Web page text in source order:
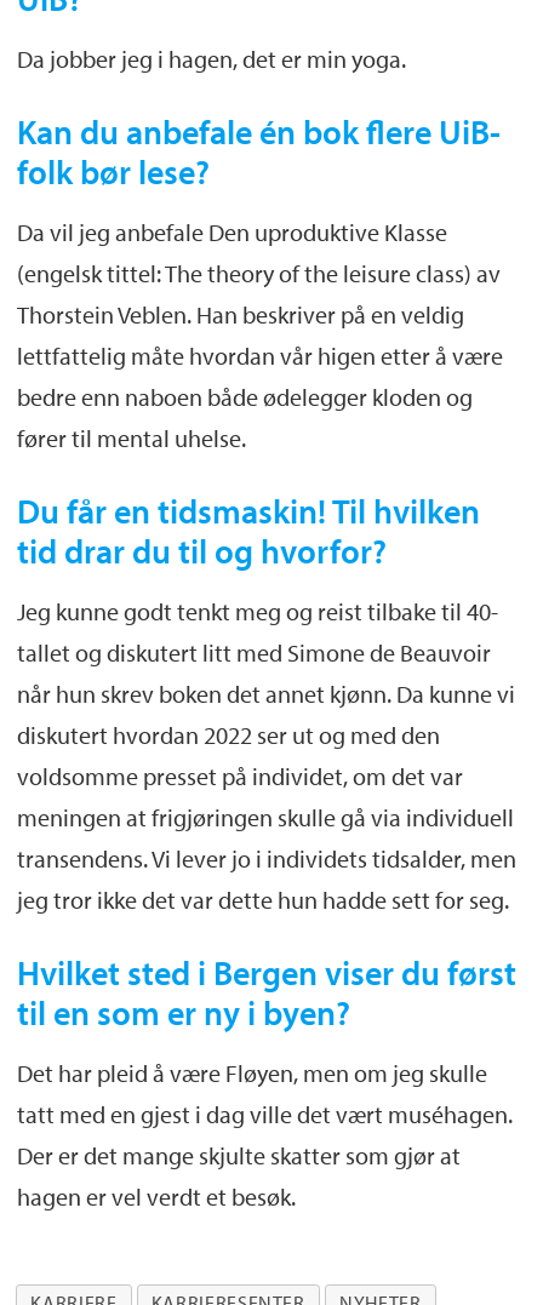
Da jobber jeg i hagen, det er min yoga.
Kan du anbefale én bok flere UiB-
folk bør lese?
Da vil jeg anbefale Den uproduktive Klasse
(engelsk tittel: The theory of the leisure class) av
Thorstein Veblen. Han beskriver på en veldig
lettfattelig måte hvordan vår higen etter å være
bedre enn naboen både ødelegger kloden og
fører til mental uhelse.
Du får en tidsmaskin! Til hvilken
tid drar du til og hvorfor?
Jeg kunne godt tenkt meg og reist tilbake til 40-
tallet og diskutert litt med Simone de Beauvoir
når hun skrev boken det annet kjønn. Da kunne vi
diskutert hvordan 2022 ser ut og med den
voldsomme presset på individet, om det var
meningen at frigjøringen skulle gå via individuell
transendens. Vi lever jo i individets tidsalder, men
jeg tror ikke det var dette hun hadde sett for seg.
Hvilket sted i Bergen viser du først
til en som er ny i byen?
Det har pleid å være Fløyen, men om jeg skulle
tatt med en gjest i dag ville det vært muséhagen.
Der er det mange skjulte skatter som gjør at
hagen er vel verdt et besøk.